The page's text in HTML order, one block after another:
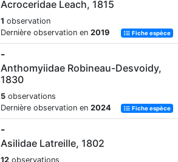
Acroceridae Leach, 1815
1 observation
Dernière observation en 2019 Fiche espèce
-
Anthomyiidae Robineau-Desvoidy,
1830
5 observations
Dernière observation en 2024 Fiche espèce
-
Asilidae Latreille, 1802
12 observations